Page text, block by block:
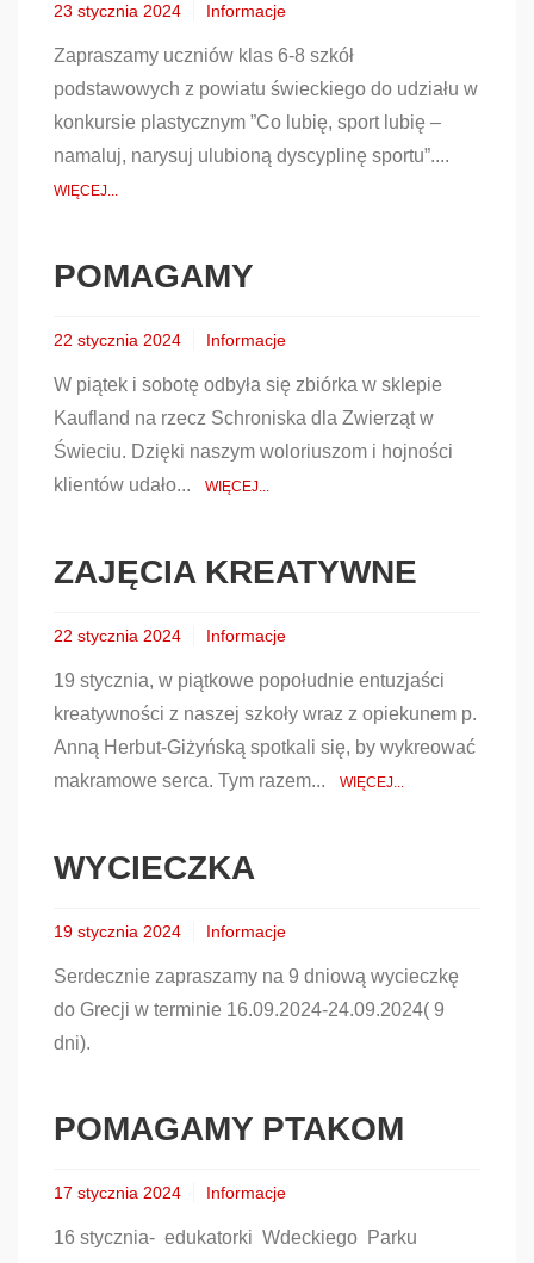
23 stycznia 2024 Informacje
Zapraszamy uczniów klas 6-8 szkół
podstawowych z powiatu świeckiego do udziału w
konkursie plastycznym ”Co lubię, sport lubię –
namaluj, narysuj ulubioną dyscyplinę sportu”....
WIĘCEJ...
POMAGAMY
22 stycznia 2024 Informacje
W piątek i sobotę odbyła się zbiórka w sklepie
Kaufland na rzecz Schroniska dla Zwierząt w
Świeciu. Dzięki naszym woloriuszom i hojności
klientów udało...
WIĘCEJ...
ZAJĘCIA KREATYWNE
22 stycznia 2024 Informacje
19 stycznia, w piątkowe popołudnie entuzjaści
kreatywności z naszej szkoły wraz z opiekunem p.
Anną Herbut-Giżyńską spotkali się, by wykreować
makramowe serca. Tym razem...
WIĘCEJ...
WYCIECZKA
19 stycznia 2024 Informacje
Serdecznie zapraszamy na 9 dniową wycieczkę
do Grecji w terminie 16.09.2024-24.09.2024( 9
dni).
POMAGAMY PTAKOM
17 stycznia 2024 Informacje
16 stycznia- edukatorki Wdeckiego Parku